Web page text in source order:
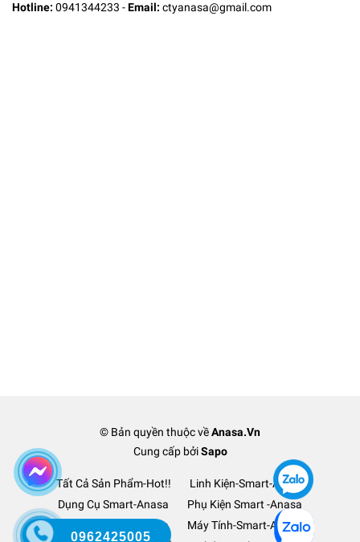
Hotline: 0941344233 -Email: ctyanasa@gmail.com
© Bản quyền thuộc vềAnasa.Vn
Cung cấp bởi Sapo
Tất Cả Sản Phẩm-Hot!!
Linh Kiện-Smart-Anasa
Dụng Cụ Smart-Anasa
Phụ Kiện Smart -Anasa
Ô Tô Xe Hơi TM-Anasa
Máy Tính-Smart-Anasa
0962425005